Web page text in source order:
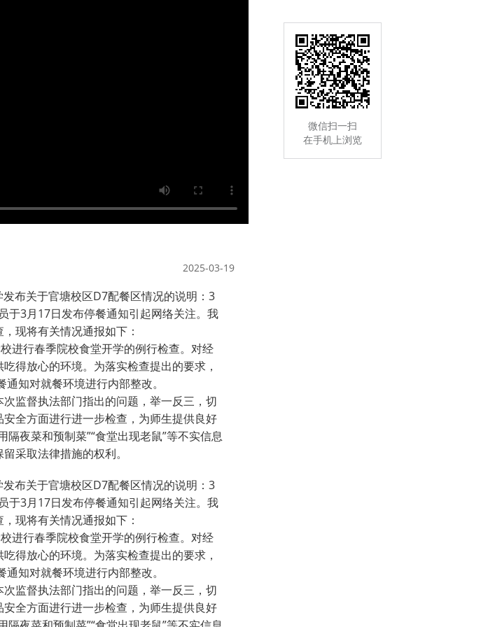
2025-03-19
布关于官塘校区D7配餐区情况的说明：3
于3月17日发布停餐通知引起网络关注。我
现将有关情况通报如下：
进行春季院校食堂开学的例行检查。对经
得放心的环境。为落实检查提出的要求，
知对就餐环境进行内部整改。
监督执法部门指出的问题，举一反三，切
全方面进行进一步检查，为师生提供良好
夜菜和预制菜”“食堂出现老鼠”等不实信息
采取法律措施的权利。
布关于官塘校区D7配餐区情况的说明：3
于3月17日发布停餐通知引起网络关注。我
现将有关情况通报如下：
进行春季院校食堂开学的例行检查。对经
得放心的环境。为落实检查提出的要求，
知对就餐环境进行内部整改。
监督执法部门指出的问题，举一反三，切
全方面进行进一步检查，为师生提供良好
微信扫一扫
在手机上浏览